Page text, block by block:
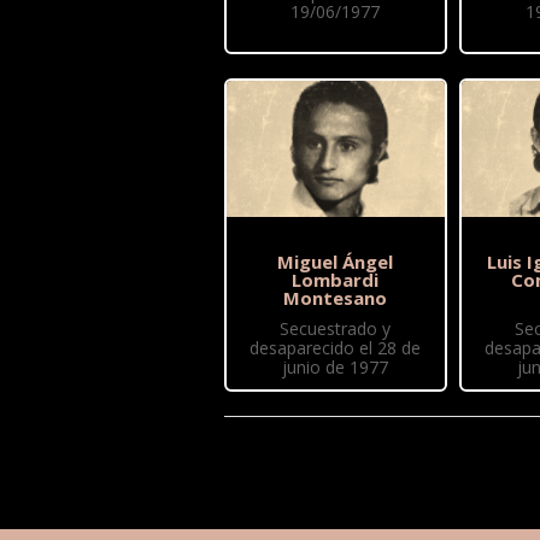
19/06/1977
Miguel Ángel
Lombardi
Montesano
Secuestrado y
desaparecido el 28 de
junio de 1977
Luis